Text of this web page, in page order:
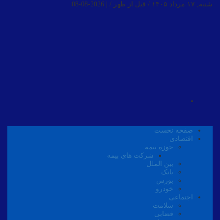
شنبه, ۱۷ مرداد ۱۴۰۵ / قبل از ظهر / 2026-08-08
صفحه نخست
اقتصادی
حوزه بیمه
شرکت های بیمه
بین الملل
بانک
بورس
خودرو
اجتماعی
سلامت
قضایی